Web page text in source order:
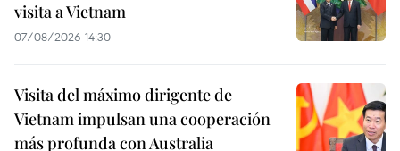
visita a Vietnam
07/08/2026 14:30
Visita del máximo dirigente de
Vietnam impulsan una cooperación
más profunda con Australia